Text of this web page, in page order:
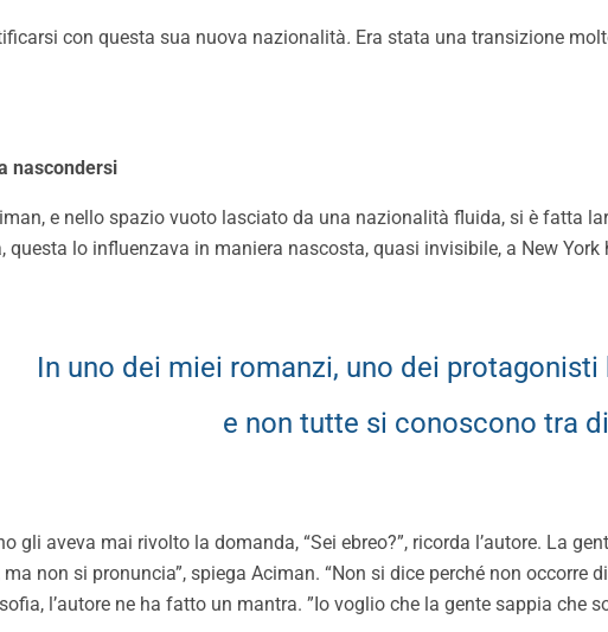
con questa sua nuova nazionalità. Era stata una transizione
nascondersi
e nello spazio vuoto lasciato da una nazionalità fluida, si è fatta
questa lo influenzava in maniera nascosta, quasi invisibile, a New
In uno dei miei romanzi, uno dei protagonisti
e non tutte si conoscono tra
gli aveva mai rivolto la domanda, “Sei ebreo?”, ricorda l’autore. La
non si pronuncia”, spiega Aciman. “Non si dice perché non
l’autore ne ha fatto un mantra. ”Io voglio che la gente sappia che